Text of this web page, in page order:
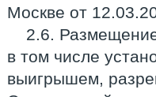
Москве от
2.6.
в том числе
выигрышем,